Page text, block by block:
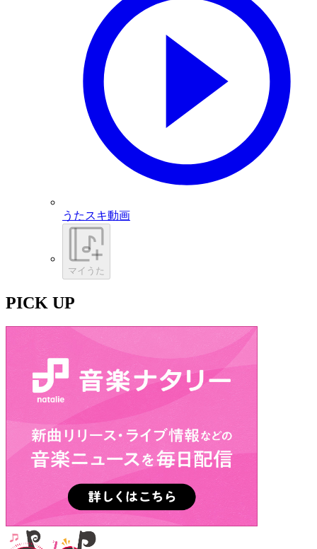
うたスキ動画
マイうた
PICK UP